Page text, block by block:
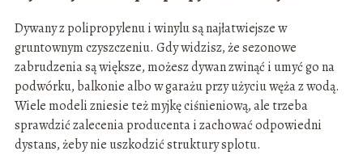
Dywany z polipropylenu i winylu są najłatwiejsze w
gruntownym czyszczeniu. Gdy widzisz, że sezonowe
zabrudzenia są większe, możesz dywan zwinąć i umyć go na
podwórku, balkonie albo w garażu przy użyciu węża z wodą.
Wiele modeli zniesie też myjkę ciśnieniową, ale trzeba
sprawdzić zalecenia producenta i zachować odpowiedni
dystans, żeby nie uszkodzić struktury splotu.